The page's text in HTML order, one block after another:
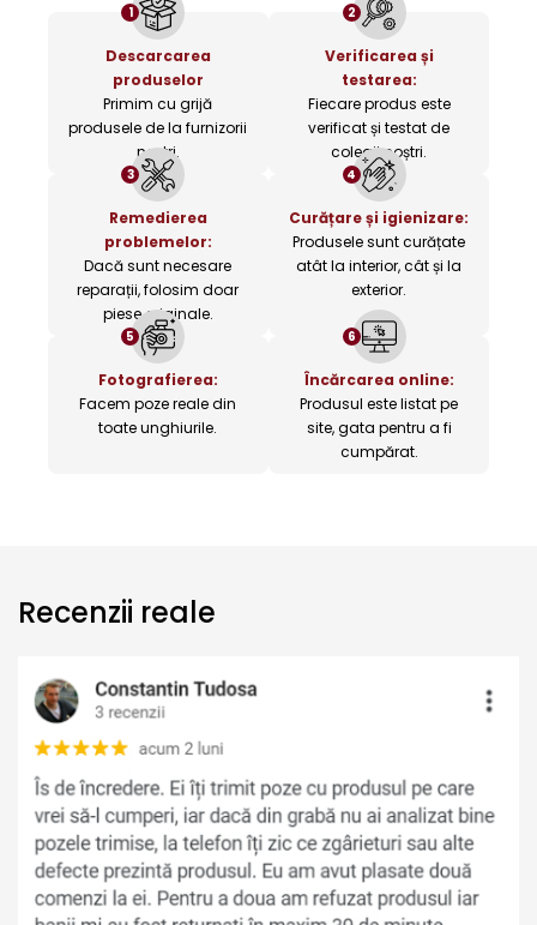
1
Descarcarea
produselor
Primim cu grijă
produsele de la furnizorii
noștri.
2
Verificarea și
testarea:
Fiecare produs este
verificat și testat de
colegii noștri.
3
Remedierea
problemelor:
Dacă sunt necesare
reparații, folosim doar
piese originale.
4
Curățare și igienizare:
Produsele sunt curățate
atât la interior, cât și la
exterior.
5
Fotografierea:
Facem poze reale din
toate unghiurile.
6
Încărcarea online:
Produsul este listat pe
site, gata pentru a fi
cumpărat.
Recenzii reale